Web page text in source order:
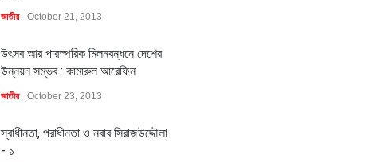
জাতীয় October 21, 2013
উৎসব আর পারস্পরিক মিলনবন্ধনে দেশের
উন্নয়ন সম্ভব : কামারুল আরেফিন
জাতীয় October 23, 2013
স্বাধীনতা, পরাধীনতা ও নবাব সিরাজউদ্দৌলা
- ১